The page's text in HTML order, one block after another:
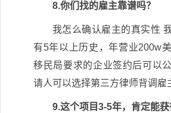
8.你们找的雇主靠谱吗？
我怎么确认雇主的真实性
有5年以上历史，年营业200w
移民局要求的企业签约后可以
请人可以选择第三方律师背调雇
9.这个项目3-5年，肯定能获